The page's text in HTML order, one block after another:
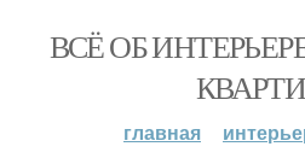
ВСЁ ОБ
главная